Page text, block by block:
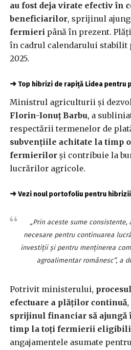
au fost deja virate efectiv în
beneficiarilor, sprijinul
fermieri până în prezent.
în cadrul calendarului stabilit
2025.
➜ Top hibrizi de rapiță Lidea pentru
Ministrul agriculturii şi
Florin-Ionuţ Barbu, a
respectării termenelor de
subvenţiile achitate la timp
fermierilor şi contribuie la
lucrărilor agricole.
➜ Vezi noul portofoliu pentru
„Prin aceste sume consistente,
necesare pentru continuarea
investiţii şi pentru menţinerea
agroalimentar românesc”, a
Potrivit ministerului,
efectuare a plăţilor continuă
sprijinul financiar să ajungă
timp la toţi fermierii eligibili
angajamentele asumate